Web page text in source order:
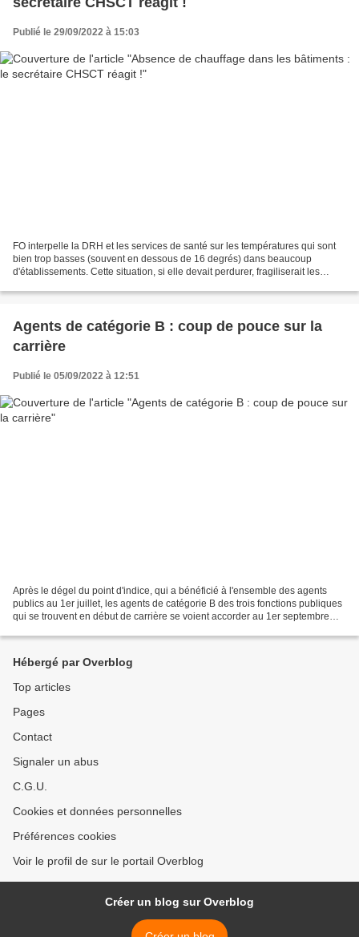
Publié le 29/09/2022 à 15:03
FO interpelle la DRH et les services de santé sur les températures qui sont
bien trop basses (souvent en dessous de 16 degrés) dans beaucoup
d'établissements. Cette situation, si elle devait perdurer, fragiliserait les
Agents de catégorie B : coup de pouce sur la
carrière
Publié le 05/09/2022 à 12:51
Après le dégel du point d'indice, qui a bénéficié à l'ensemble des agents
publics au 1er juillet, les agents de catégorie B des trois fonctions publiques
qui se trouvent en début de carrière se voient accorder au 1er septembre
Hébergé par Overblog
Top articles
Pages
Contact
Signaler un abus
C.G.U.
Cookies et données personnelles
Préférences cookies
Voir le profil de sur le portail Overblog
Créer un blog sur Overblog